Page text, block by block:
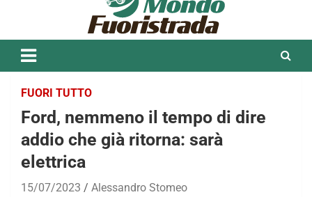
FUORI TUTTO
Ford, nemmeno il tempo di dire
addio che già ritorna: sarà
elettrica
15/07/2023 Alessandro Stomeo